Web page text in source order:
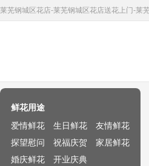
莱芜钢城区花店-莱芜钢城区花店送花上门-莱
鲜花用途
爱情鲜花
生日鲜花
友情鲜花
探望慰问
祝福庆贺
家居鲜花
婚庆鲜花
开业庆典